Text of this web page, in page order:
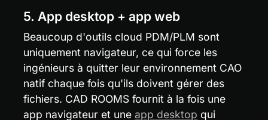
5. App desktop + app web
Beaucoup d'outils cloud PDM/PLM sont
uniquement navigateur, ce qui force les
ingénieurs à quitter leur environnement CAO
natif chaque fois qu'ils doivent gérer des
fichiers. CAD ROOMS fournit à la fois une
app navigateur et une app desktop qui